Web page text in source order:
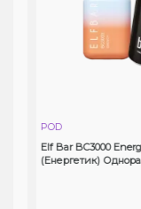
POD
Elf Bar BC3000 Energy
(Енергетик)